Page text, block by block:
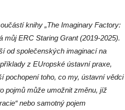
knihy „The Imaginary Factory:
můj ERC Staring Grant (2019-2025).
od společenských imaginací na
z EUropské ústavní praxe,
pochopení toho, co my, ústavní vědci
pojmů může umožnit změnu, jíž
nebo samotný pojem